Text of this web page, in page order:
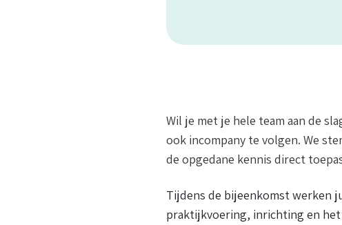
Wil je met je hele team aan de
ook incompany te volgen. We
de opgedane kennis direct
Tijdens de bijeenkomst werken
praktijkvoering, inrichting en het